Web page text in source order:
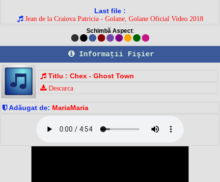
Last file :
Jean de la Craiova Patricia - Golane, Golane Oficial Video 2018
Schimbă Aspect:
Informaţii Fişier
Titlu : Chex - Ghost Town
Descarca
Adăugat de: MariaMaria